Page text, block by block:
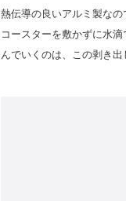
熱伝導の良いアルミ製なの
コースターを敷かずに水
んでいくのは、この剥き出